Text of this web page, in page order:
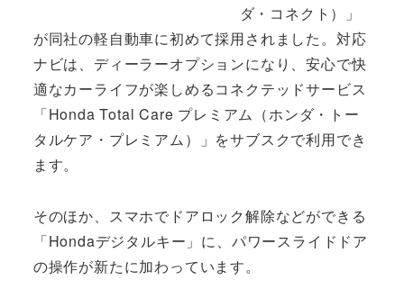
ダ・コネクト）」
が同社の軽自動車に初めて採用されました。対応
ナビは、ディーラーオプションになり、安心で快
適なカーライフが楽しめるコネクテッドサービス
「Honda Total Care プレミアム（ホンダ・トー
タルケア・プレミアム）」をサブスクで利用でき
ます。
そのほか、スマホでドアロック解除などができる
「Hondaデジタルキー」に、パワースライドドア
の操作が新たに加わっています。